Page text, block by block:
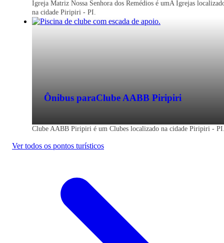
Igreja Matriz Nossa Senhora dos Remédios é umA Igrejas
na cidade Piripiri - PI.
Ônibus paraClube AABB Piripiri
Clube AABB Piripiri é um Clubes localizado na cidade Piripiri -
Ver todos os pontos turísticos